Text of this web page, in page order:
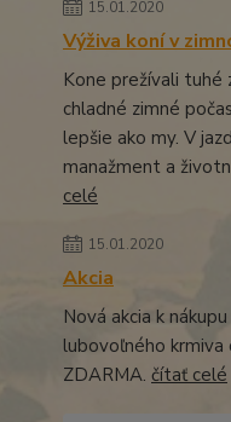
15.01.2020
Výživa koní v
Kone prežívali tuhé
chladné zimné
lepšie ako my. V
manažment a
celé
15.01.2020
Akcia
Nová akcia k
lubovoľného krmiva
ZDARMA. čítať celé